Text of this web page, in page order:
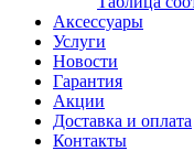
Аксессуары
Услуги
Новости
Гарантия
Акции
Доставка и оплата
Контакты